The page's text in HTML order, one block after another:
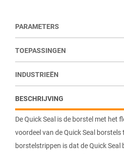
De Quick Seal is de borstel met het
voordeel van de Quick Seal
borstelstrippen is dat de Quick Seal
BESCHRIJVING
PARAMETERS
TOEPASSINGEN
INDUSTRIEËN